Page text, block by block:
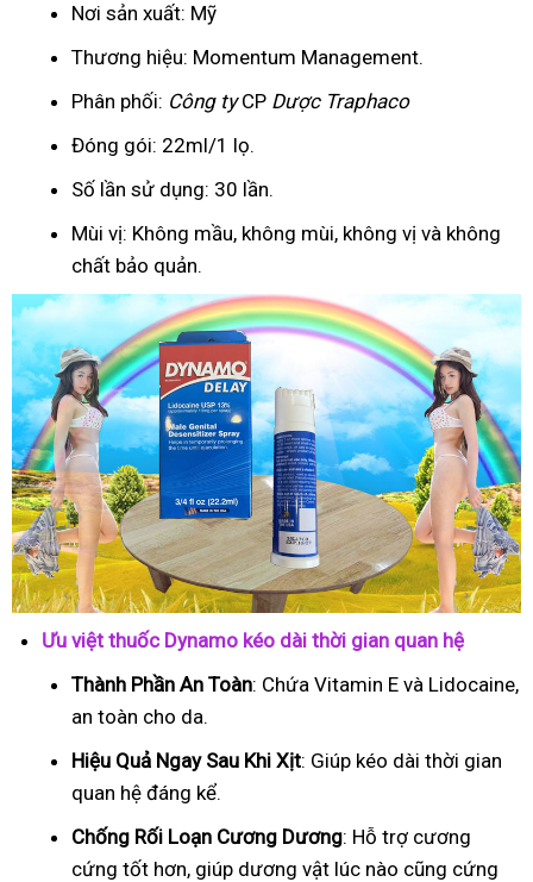
Nơi sản xuất: Mỹ
Thương hiệu: Momentum Management.
Phân phối: Công tyCP Dược Traphaco
Đóng gói: 22ml/1 lọ.
Số lần sử dụng: 30 lần.
Mùi vị: Không mầu, không mùi, không vị và không
chất bảo quản.
Ưu việt thuốc Dynamo kéo dài thời gian quan hệ
Thành Phần An Toàn: Chứa Vitamin E và Lidocaine,
an toàn cho da.
Hiệu Quả Ngay Sau Khi Xịt: Giúp kéo dài thời gian
quan hệ đáng kể.
Chống Rối Loạn Cương Dương: Hỗ trợ cương
cứng tốt hơn, giúp dương vật lúc nào cũng cứng